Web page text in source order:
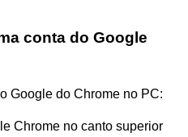
conta do Google
Google do Chrome no PC:
Chrome no canto superior